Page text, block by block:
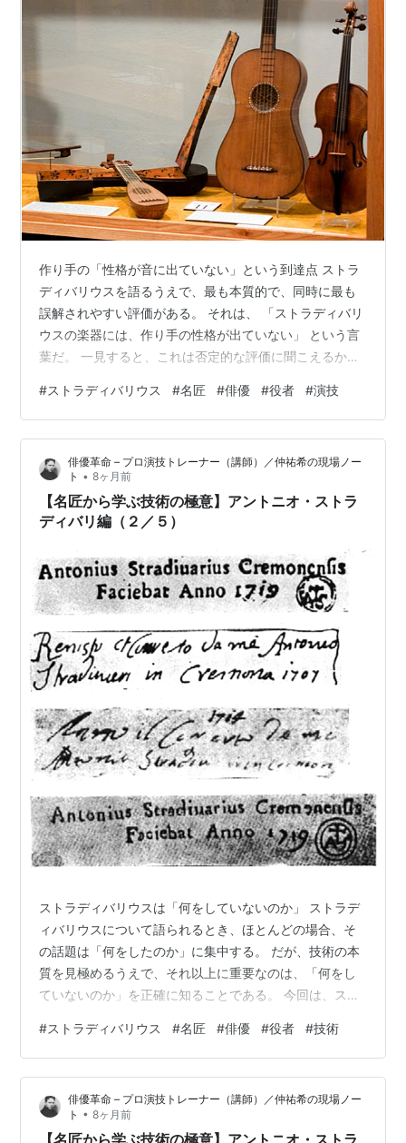
作り手の「性格が音に出ていない」という到達点 ストラ
ディバリウスを語るうえで、最も本質的で、同時に最も
誤解されやすい評価がある。 それは、 「ストラディバリ
ウスの楽器には、作り手の性格が出ていない」 という言
葉だ。 一見すると、これは否定的な評価に聞こえるかも
解くと、それは人類が到達し得た、極めて稀な境地を指
していることが分かる。 通常、作品には「作り手」が滲
み出る 工芸、絵画、音楽、文章。どの分野であれ、作品
には必ず作り手の癖が現れる。 ・好み・感情・思い込
み・美意識・コンプレックス それらは、意識せずとも必
ず形になる。 だから私たちは、「こ…
#ストラディバリウス #名匠 #俳優 #役者 #演技
俳優革命 – プロ演技トレーナー（講師）／仲祐希の現場ノー
ト • 8ヶ月前
【名匠から学ぶ技術の極意】アントニオ・ストラ
ディバリ編（２／５）
ストラディバリウスは「何をしていないのか」 ストラデ
ィバリウスについて語られるとき、ほとんどの場合、そ
の話題は「何をしたのか」に集中する。 だが、技術の本
質を見極めるうえで、それ以上に重要なのは、「何をし
ていないのか」を正確に知ることである。 今回は、スト
特殊な木材、失われたレシピ──それらを一つずつ史実に
照らし合わせながら、彼の仕事の実像を曇らせてきた誤
解を解体していく。 「秘密のレシピ」は存在したのか？
最も有名な神話のひとつが、「ストラディバリウスには
秘伝のレシピがあった」という説である。 ニスの配合、
#ストラディバリウス #名匠 #俳優 #役者 #技術
俳優革命 – プロ演技トレーナー（講師）／仲祐希の現場ノー
ト • 8ヶ月前
【名匠から学ぶ技術の極意】アントニオ・ストラ